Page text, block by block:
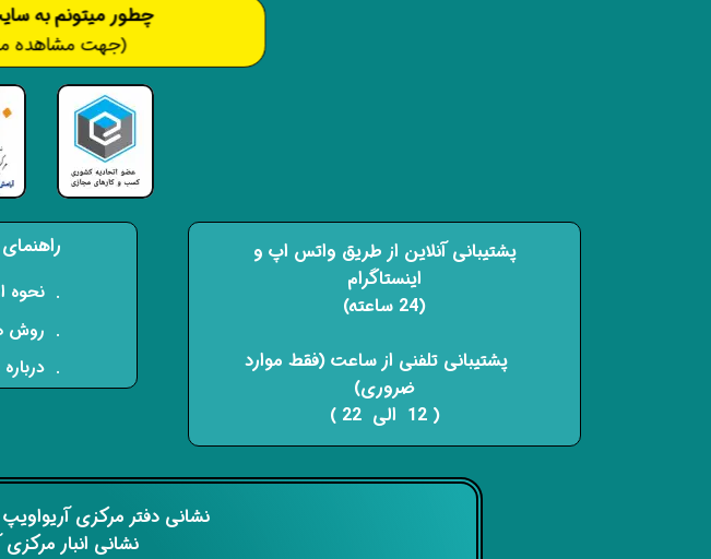
​​نشانی دفتر مرکزی
نشانی انبار مرکزی
​​​چطور میتونم به
(جهت مشاهده
​. نحوه
. روش
.
پشتیبانی آنلاین از طریق واتس اپ و
اینستاگرام
(24 ساعته)
​​​​​​​ پشتیبانی تلفنی از ساعت (فقط موارد
ضروری)
( 12 الی 22 ) ​​​​​​​